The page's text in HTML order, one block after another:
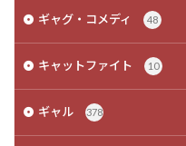
ギャグ・コメディ 48
キャットファイト 10
ギャル 378